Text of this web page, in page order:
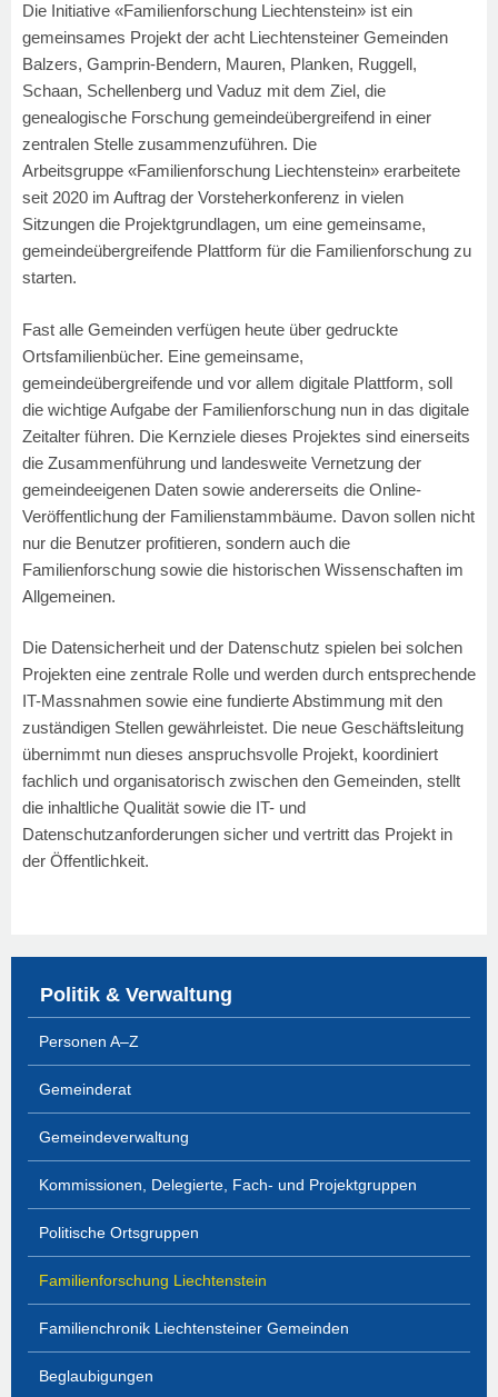
Die Initiative «Familienforschung Liechtenstein» ist ein
gemeinsames Projekt der acht Liechtensteiner Gemeinden
Balzers, Gamprin-Bendern, Mauren, Planken, Ruggell,
Schaan, Schellenberg und Vaduz mit dem Ziel, die
genealogische Forschung gemeindeübergreifend in einer
zentralen Stelle zusammenzuführen. Die
Arbeitsgruppe «Familienforschung Liechtenstein» erarbeitete
seit 2020 im Auftrag der Vorsteherkonferenz in vielen
Sitzungen die Projektgrundlagen, um eine gemeinsame,
gemeindeübergreifende Plattform für die Familienforschung zu
starten.
Fast alle Gemeinden verfügen heute über gedruckte
Ortsfamilienbücher. Eine gemeinsame,
gemeindeübergreifende und vor allem digitale Plattform, soll
die wichtige Aufgabe der Familienforschung nun in das digitale
Zeitalter führen. Die Kernziele dieses Projektes sind einerseits
die Zusammenführung und landesweite Vernetzung der
gemeindeeigenen Daten sowie andererseits die Online-
Veröffentlichung der Familienstammbäume. Davon sollen nicht
nur die Benutzer profitieren, sondern auch die
Familienforschung sowie die historischen Wissenschaften im
Allgemeinen.
Die Datensicherheit und der Datenschutz spielen bei solchen
Projekten eine zentrale Rolle und werden durch entsprechende
IT-Massnahmen sowie eine fundierte Abstimmung mit den
zuständigen Stellen gewährleistet. Die neue Geschäftsleitung
übernimmt nun dieses anspruchsvolle Projekt, koordiniert
fachlich und organisatorisch zwischen den Gemeinden, stellt
die inhaltliche Qualität sowie die IT- und
Datenschutzanforderungen sicher und vertritt das Projekt in
der Öffentlichkeit.
Politik & Verwaltung
Personen A–Z
Gemeinderat
Gemeindeverwaltung
Kommissionen, Delegierte, Fach- und Projektgruppen
Politische Ortsgruppen
Familienforschung Liechtenstein
Familienchronik Liechtensteiner Gemeinden
Beglaubigungen